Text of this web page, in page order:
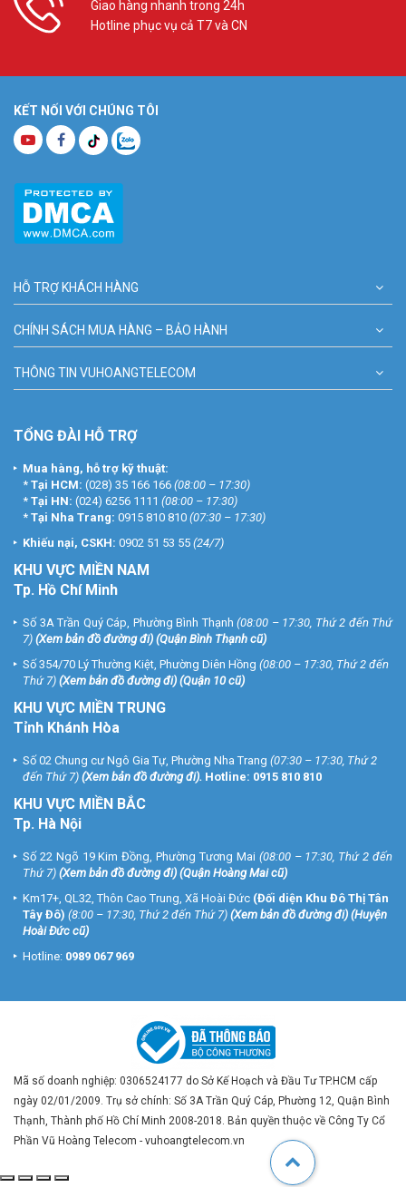
Giao hàng nhanh trong 24h
Hotline phục vụ cả T7 và CN
KẾT NỐI VỚI CHÚNG TÔI
HỖ TRỢ KHÁCH HÀNG
CHÍNH SÁCH MUA HÀNG – BẢO HÀNH
THÔNG TIN VUHOANGTELECOM
TỔNG ĐÀI HỖ TRỢ
Mua hàng, hỗ trợ kỹ thuật:
* Tại HCM: (028) 35 166 166 (08:00 – 17:30)
* Tại HN: (024) 6256 1111 (08:00 – 17:30)
* Tại Nha Trang: 0915 810 810 (07:30 – 17:30)
Khiếu nại, CSKH: 0902 51 53 55 (24/7)
KHU VỰC MIỀN NAM
Tp. Hồ Chí Minh
Số 3A Trần Quý Cáp, Phường Bình Thạnh (08:00 – 17:30, Thứ 2 đến Thứ
7) (Xem bản đồ đường đi) (Quận Bình Thạnh cũ)
Số 354/70 Lý Thường Kiệt, Phường Diên Hồng (08:00 – 17:30, Thứ 2 đến
Thứ 7) (Xem bản đồ đường đi) (Quận 10 cũ)
KHU VỰC MIỀN TRUNG
Tỉnh Khánh Hòa
Số 02 Chung cư Ngô Gia Tự, Phường Nha Trang (07:30 – 17:30, Thứ 2
đến Thứ 7) (Xem bản đồ đường đi). Hotline: 0915 810 810
KHU VỰC MIỀN BẮC
Tp. Hà Nội
Số 22 Ngõ 19 Kim Đồng, Phường Tương Mai (08:00 – 17:30, Thứ 2 đến
Thứ 7) (Xem bản đồ đường đi) (Quận Hoàng Mai cũ)
Km17+, QL32, Thôn Cao Trung, Xã Hoài Đức (Đối diện Khu Đô Thị Tân
Tây Đô) (8:00 – 17:30, Thứ 2 đến Thứ 7) (Xem bản đồ đường đi) (Huyện
Hoài Đức cũ)
Hotline: 0989 067 969
Mã số doanh nghiệp: 0306524177 do Sở Kế Hoạch và Đầu Tư TP.HCM cấp
ngày 02/01/2009. Trụ sở chính: Số 3A Trần Quý Cáp, Phường 12, Quận Bình
Thạnh, Thành phố Hồ Chí Minh 2008-2018. Bản quyền thuộc về Công Ty Cổ
Phần Vũ Hoàng Telecom - vuhoangtelecom.vn